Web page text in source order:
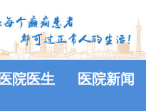
医院医生 医院新闻